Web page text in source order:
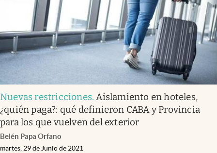
Nuevas restricciones.Aislamiento en hoteles,
¿quién paga?: qué definieron CABA y Provincia
para los que vuelven del exterior
Belén Papa Orfano
martes, 29 de Junio de 2021